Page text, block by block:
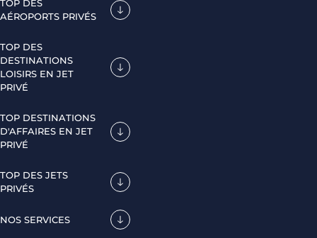
TOP DES
AÉROPORTS PRIVÉS
TOP DES
DESTINATIONS
LOISIRS EN JET
PRIVÉ
TOP DESTINATIONS
D'AFFAIRES EN JET
PRIVÉ
TOP DES JETS
PRIVÉS
NOS SERVICES